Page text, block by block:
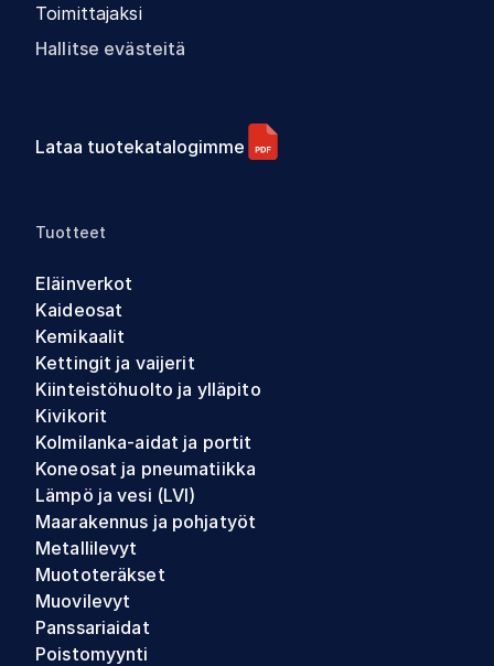
Toimittajaksi
Hallitse evästeitä
Lataa tuotekatalogimme
Tuotteet
Eläinverkot
Kaideosat
Kemikaalit
Kettingit ja vaijerit
Kiinteistöhuolto ja ylläpito
Kivikorit
Kolmilanka-aidat ja portit
Koneosat ja pneumatiikka
Lämpö ja vesi (LVI)
Maarakennus ja pohjatyöt
Metallilevyt
Muototeräkset
Muovilevyt
Panssariaidat
Poistomyynti